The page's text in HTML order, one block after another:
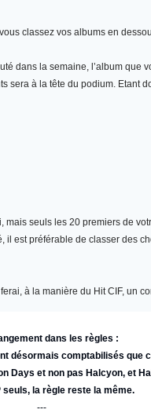
classez vos albums en
dans la semaine, l’album que
sera à la tête du podium. Etant
seuls les 20 premiers de
il est préférable de classer des
à la manière du Hit CIF, un
dans les règles :
désormais comptabilisés que
Days et non pas Halcyon, et
seuls, la règle reste la même.
---